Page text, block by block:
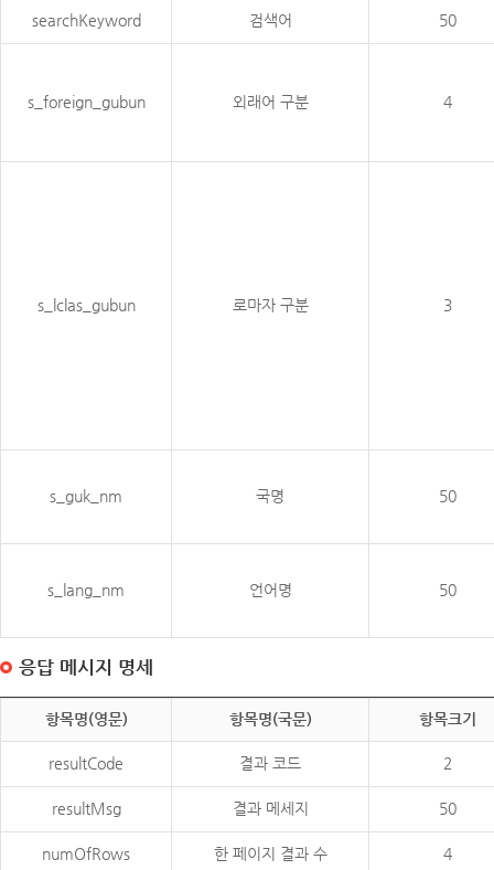
searchKeyword 검색어 50
s_foreign_gubun 외래어 구분 4
s_lclas_gubun 로마자 구분 3
s_guk_nm 국명 50
s_lang_nm 언어명 50
응답 메시지 명세
항목명(영문) 항목명(국문) 항목크기
resultCode 결과 코드 2
resultMsg 결과 메세지 50
numOfRows 한 페이지 결과 수 4